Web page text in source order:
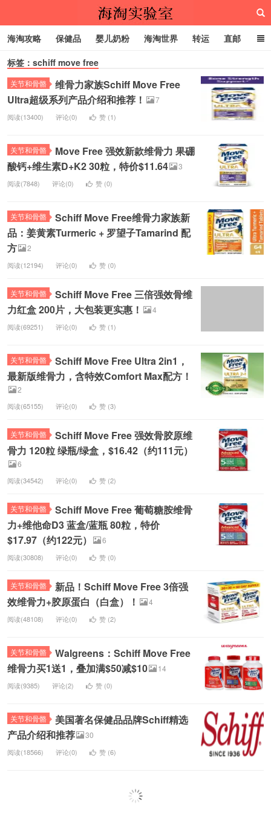
海淘实验室
海淘攻略 保健品 婴儿奶粉 海淘世界 转运 直邮
代购服务
标签：schiff move free
关节和骨骼
维骨力家族Schiff Move Free
Ultra超级系列产品介绍和推荐！
7
阅读(13400) 评论(0) 赞 (1)
关节和骨骼
Move Free 强效新款维骨力 果硼
酸钙+维生素D+K2 30粒，特价$11.64
3
阅读(7848) 评论(0) 赞 (0)
关节和骨骼
Schiff Move Free维骨力家族新
品：姜黄素Turmeric + 罗望子Tamarind 配
方
2
阅读(12194) 评论(0) 赞 (0)
关节和骨骼
Schiff Move Free 三倍强效骨维
力红盒 200片，大包装更实惠！
4
阅读(69251) 评论(0) 赞 (1)
关节和骨骼
Schiff Move Free Ultra 2in1，
最新版维骨力，含特效Comfort Max配方！
2
阅读(65155) 评论(0) 赞 (3)
关节和骨骼
Schiff Move Free 强效骨胶原维
骨力 120粒 绿瓶/绿盒，$16.42（约111元）
6
阅读(34542) 评论(0) 赞 (2)
关节和骨骼
Schiff Move Free 葡萄糖胺维骨
力+维他命D3 蓝盒/蓝瓶 80粒，特价
$17.97（约122元）
6
阅读(30808) 评论(0) 赞 (0)
关节和骨骼
新品！Schiff Move Free 3倍强
效维骨力+胶原蛋白（白盒）！
4
阅读(48108) 评论(0) 赞 (2)
关节和骨骼
Walgreens：Schiff Move Free
维骨力买1送1，叠加满$50减$10
14
阅读(9385) 评论(2) 赞 (0)
关节和骨骼
美国著名保健品品牌Schiff精选
产品介绍和推荐
30
阅读(18566) 评论(0) 赞 (6)